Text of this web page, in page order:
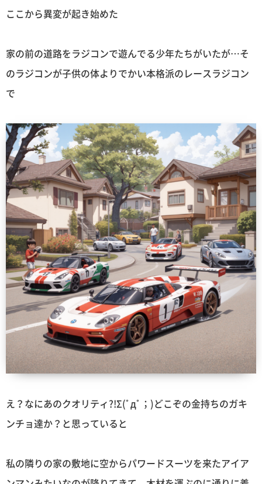
ここから異変が起き始めた
家の前の道路をラジコンで遊んでる少年たちがいたが…そ
のラジコンが子供の体よりでかい本格派のレースラジコン
で
え？なにあのクオリティ?!Σ(ﾟдﾟ；)どこぞの金持ちのガキ
ンチョ達か？と思っていると
私の隣りの家の敷地に空からパワードスーツを来たアイア